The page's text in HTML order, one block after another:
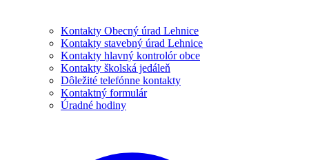
Kontakty Obecný úrad Lehnice
Kontakty stavebný úrad Lehnice
Kontakty hlavný kontrolór obce
Kontakty školská jedáleň
Dôležité telefónne kontakty
Kontaktný formulár
Úradné hodiny